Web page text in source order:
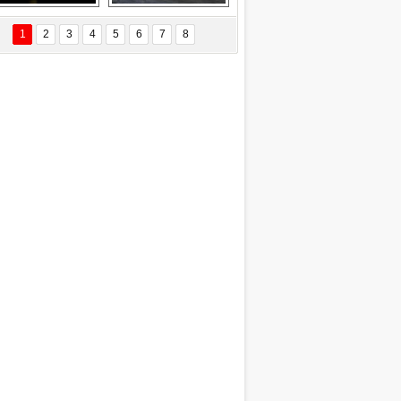
ÖZYANIK
Değişti?
Delta uçağına
yıldırım çarptı
Ford Focus RS
(2015)
1 2 3 4 5 6 7 8